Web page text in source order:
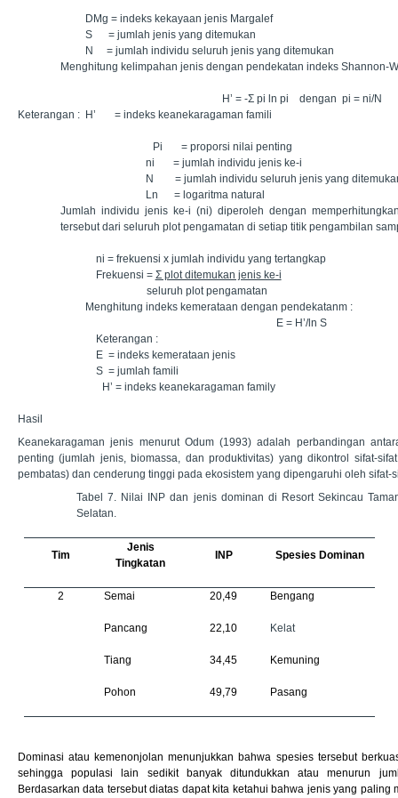
DMg = indeks kekayaan jenis Margalef
S = jumlah jenis yang ditemukan
N = jumlah individu seluruh jenis yang ditemukan
Menghitung kelimpahan jenis dengan pendekatan indeks Shannon-
H’ = -Σ pi ln pi dengan pi = ni/N
Keterangan : H’ = indeks keanekaragaman famili
Pi = proporsi nilai penting
ni = jumlah individu jenis ke-i
N = jumlah individu seluruh jenis yang
Ln = logaritma natural
Jumlah individu jenis ke-i (ni) diperoleh dengan
tersebut dari seluruh plot pengamatan di setiap titik pengambilan
ni = frekuensi x jumlah individu yang tertangkap
Frekuensi = Σ plot ditemukan jenis ke-i
seluruh plot pengamatan
Menghitung indeks kemerataan dengan pendekatanm :
E = H’/ln S
Keterangan :
E = indeks kemerataan jenis
S = jumlah famili
H’ = indeks keanekaragaman family
Hasil
Keanekaragaman jenis menurut Odum (1993) adalah perbandingan
penting (jumlah jenis, biomassa, dan produktivitas) yang dikontrol sifat-
pembatas) dan cenderung tinggi pada ekosistem yang dipengaruhi oleh sifat-
Tabel 7. Nilai INP dan jenis dominan di Resort Sekincau
Selatan.
Tim
Jenis
Tingkatan
INP Spesies Dominan
2 Semai 20,49 Bengang
Pancang 22,10 Kelat
Tiang 34,45 Kemuning
Pohon 49,79 Pasang
Dominasi atau kemenonjolan menunjukkan bahwa spesies tersebut
sehingga populasi lain sedikit banyak ditundukkan atau menurun
Berdasarkan data tersebut diatas dapat kita ketahui bahwa jenis yang paling